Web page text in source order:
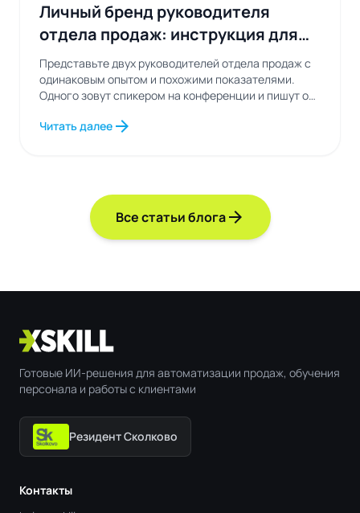
Личный бренд руководителя
отдела продаж: инструкция для
тех, кто устал быть незаметным
Представьте двух руководителей отдела продаж с
одинаковым опытом и похожими показателями.
Одного зовут спикером на конференции и пишут о
Читать далее arrow_forward
Все статьи блогаarrow_forward
Готовые ИИ-решения для автоматизации продаж, обучения
персонала и работы с клиентами
Резидент Сколково
Контакты